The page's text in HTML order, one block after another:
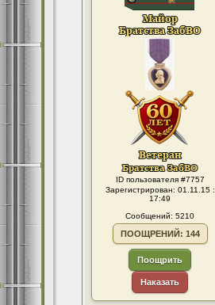
ID пользователя #7757
Зарегистрирован: 01.11.15 :
17:49
Сообщений: 5210
ПООЩРЕНИЙ: 144
Поощрить
Наказать